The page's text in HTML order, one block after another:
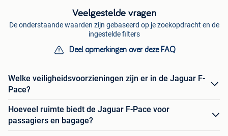
Veelgestelde vragen
De onderstaande waarden zijn gebaseerd op je zoekopdracht en de
ingestelde filters
Deel opmerkingen over deze FAQ
Welke veiligheidsvoorzieningen zijn er in de Jaguar F-
Pace?
Hoeveel ruimte biedt de Jaguar F-Pace voor
passagiers en bagage?